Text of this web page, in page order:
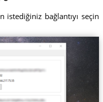
istediğiniz bağlantıyı seçin